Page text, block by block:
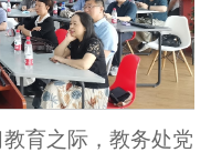
育之际，教务处党